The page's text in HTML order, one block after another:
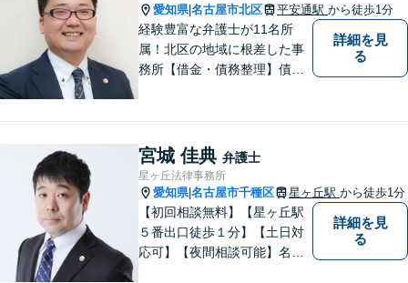
愛知県|名古屋市北区 平安通駅 から徒歩1分
経験豊富な弁護士が11名所
属！北区の地域に根差した事
務所【借金・債務整理】債務
対応【相続・遺言】他士業と
も連携【平安通駅1分】
詳細を見
る
宮城 佳典 弁護士
星ヶ丘法律事務所
愛知県|名古屋市千種区 星ヶ丘駅 から徒歩1分
【初回相談無料】【星ヶ丘駅
５番出口徒歩１分】【土日対
応可】【夜間相談可能】名古
詳細を見
る